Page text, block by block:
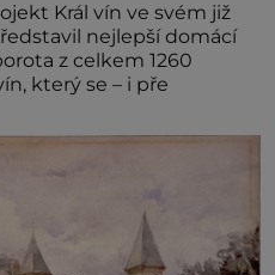
Král vín ve svém již
nejlepší domácí
z celkem 1260
157 vinařů. Král vín, který se – i pře